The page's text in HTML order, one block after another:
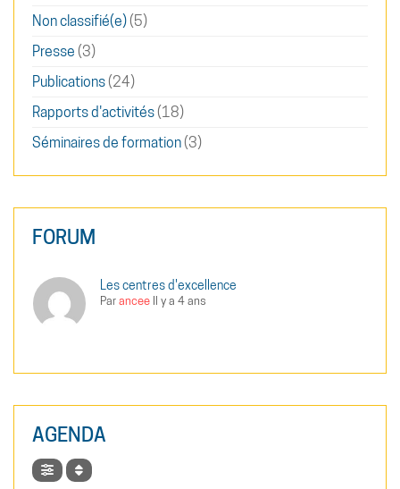
Non classifié(e)(5)
Presse (3)
Publications(24)
Rapports d'activités(18)
Séminaires de formation(3)
FORUM
Les centres d'excellence
Parancee Il y a 4 ans
AGENDA